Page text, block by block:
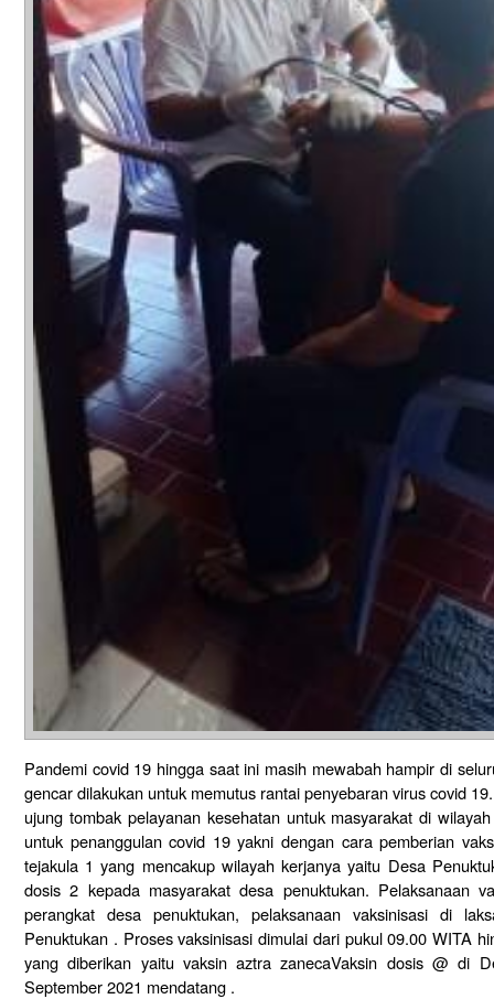
Pandemi covid 19 hingga saat ini masih mewabah hampir di
gencar dilakukan untuk memutus rantai penyebaran virus covid
ujung tombak pelayanan kesehatan untuk masyarakat di
untuk penanggulan covid 19 yakni dengan cara pemberian
tejakula 1 yang mencakup wilayah kerjanya yaitu Desa
dosis 2 kepada masyarakat desa penuktukan. Pelaksanaan
perangkat desa penuktukan, pelaksanaan vaksinisasi di
Penuktukan . Proses vaksinisasi dimulai dari pukul 09.00 WITA
yang diberikan yaitu vaksin aztra zanecaVaksin dosis @ di
September 2021 mendatang .